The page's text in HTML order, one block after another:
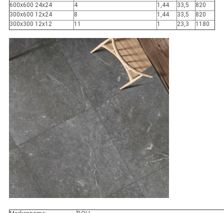
600x600 24x24
4 1,44 33,5
820
300x600 12x24
8 1,44 33,5
820
300x300 12x12
11 1 23,3 1180